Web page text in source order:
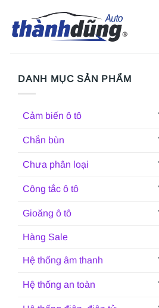
qua
nội
DANH MỤC SẢN PHẨM
Cảm biến ô tô
Chắn bùn
Chưa phân loại
Công tắc ô tô
Gioăng ô tô
Hàng Sale
Hệ thống âm thanh
Hệ thống an toàn